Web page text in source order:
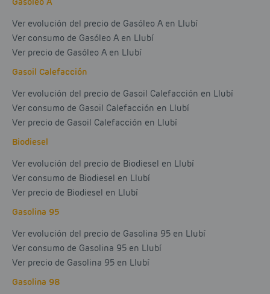
Ver evolución del precio de Gasóleo A en Llubí
Ver consumo de Gasóleo A en Llubí
Ver precio de Gasóleo A en Llubí
Gasoil Calefacción
Ver evolución del precio de Gasoil Calefacción en Llubí
Ver consumo de Gasoil Calefacción en Llubí
Ver precio de Gasoil Calefacción en Llubí
Biodiesel
Ver evolución del precio de Biodiesel en Llubí
Ver consumo de Biodiesel en Llubí
Ver precio de Biodiesel en Llubí
Gasolina 95
Ver evolución del precio de Gasolina 95 en Llubí
Ver consumo de Gasolina 95 en Llubí
Ver precio de Gasolina 95 en Llubí
Gasolina 98